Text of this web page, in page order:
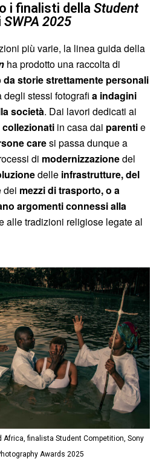
i finalisti della Student
SWPA 2025
più varie, la linea guida della
ha prodotto una raccolta di
da storie strettamente personali
stessi fotografi a indagini
società. Dai lavori dedicati ai
collezionati in casa dai parentie
caresi passa dunque a
di modernizzazionedel
delle infrastrutture, del
dei mezzi di trasporto, o a
argomenti connessi alla
alle tradizioni religiose legate al
Africa, finalista Student Competition, Sony
Awards 2025